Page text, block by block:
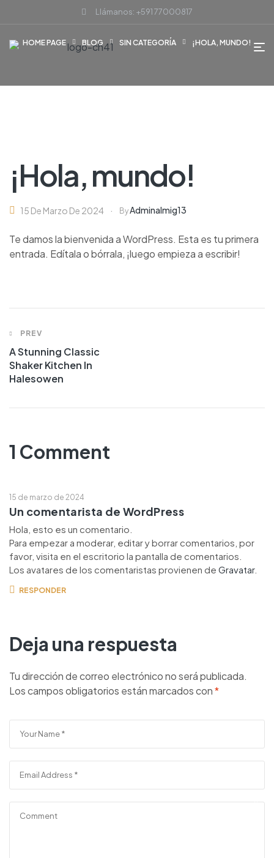
Llámanos: +591 77000817
HOME PAGE BLOG SIN CATEGORÍA ¡HOLA, MUNDO!
¡Hola, mundo!
15 De Marzo De 2024 ByAdminalmig13
Te damos la bienvenida a WordPress. Esta es tu primera
entrada. Edítala o bórrala, ¡luego empieza a escribir!
PREV
A Stunning Classic
Shaker Kitchen In
Halesowen
1 Comment
15 de marzo de 2024
Un comentarista de WordPress
Hola, esto es un comentario.
Para empezar a moderar, editar y borrar comentarios, por
favor, visita en el escritorio la pantalla de comentarios.
Los avatares de los comentaristas provienen de Gravatar.
RESPONDER
Deja una respuesta
Tu dirección de correo electrónico no será publicada.
Los campos obligatorios están marcados con*